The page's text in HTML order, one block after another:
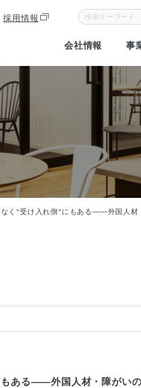
会社情報 事
採用情報
く"受け入れ側"にもある――外国人材
ある――外国人材・障がい
ー